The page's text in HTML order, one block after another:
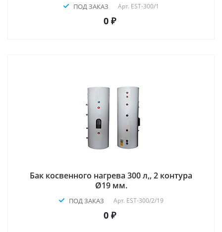
ПОД ЗАКАЗ Арт. EST-300/1
0 ₽
Бак косвенного нагрева 300 л,, 2 контура
Ø19 мм.
ПОД ЗАКАЗ Арт. EST-300/2/19
0 ₽